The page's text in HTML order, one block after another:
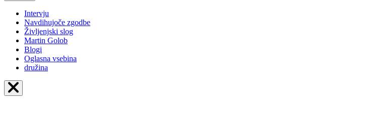
Intervju
Navdihujoče zgodbe
Življenjski slog
Martin Golob
Blogi
Oglasna vsebina
družina